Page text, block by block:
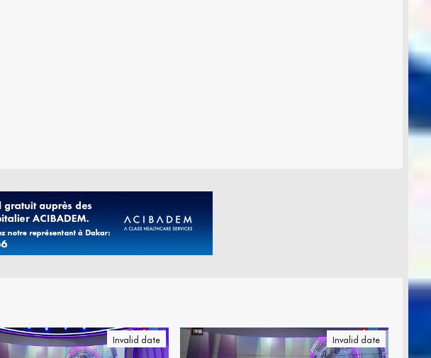
Invalid date Invalid date